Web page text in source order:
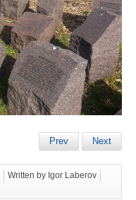
Prev Next
Written by Igor Laberov